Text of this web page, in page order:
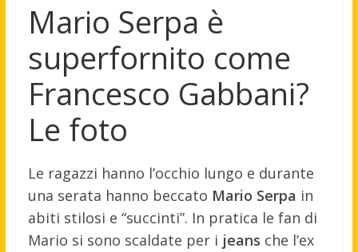
Mario Serpa è
superfornito come
Francesco Gabbani?
Le foto
Le ragazzi hanno l’occhio lungo e durante
una serata hanno beccato Mario Serpa in
abiti stilosi e “succinti”. In pratica le fan di
Mario si sono scaldate per i jeans che l’ex